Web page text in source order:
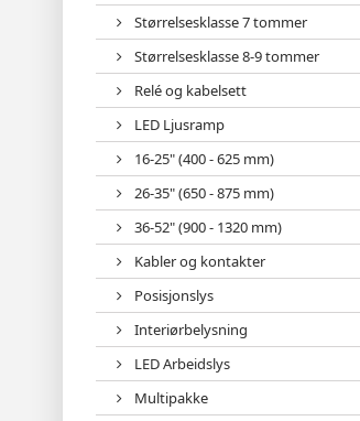
Størrelsesklasse 7 tommer
Størrelsesklasse 8-9 tommer
Relé og kabelsett
LED Ljusramp
16-25" (400 - 625 mm)
26-35" (650 - 875 mm)
36-52" (900 - 1320 mm)
Kabler og kontakter
Posisjonslys
Interiørbelysning
LED Arbeidslys
Multipakke